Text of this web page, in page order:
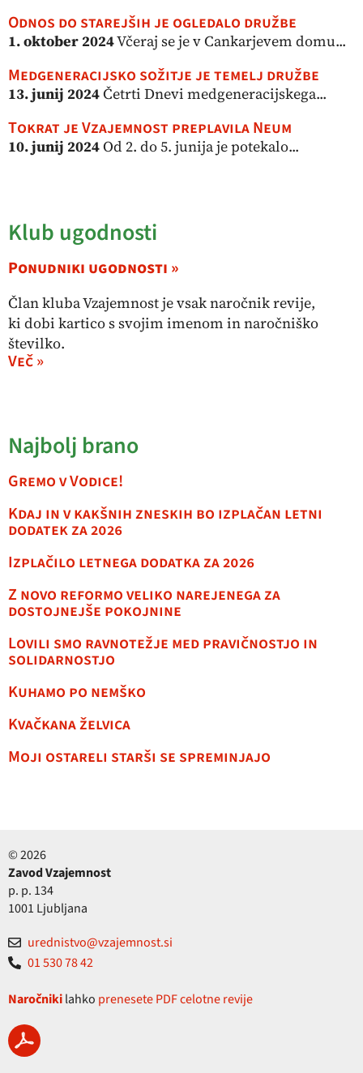
Odnos do starejših je ogledalo družbe
1. oktober 2024Včeraj se je v Cankarjevem domu...
Medgeneracijsko sožitje je temelj družbe
13. junij 2024Četrti Dnevi medgeneracijskega...
Tokrat je Vzajemnost preplavila Neum
10. junij 2024Od 2. do 5. junija je potekalo...
Klub ugodnosti
Ponudniki ugodnosti »
Član kluba Vzajemnost je vsak naročnik revije,
ki dobi kartico s svojim imenom in naročniško
številko.
Več »
Najbolj brano
Gremo v Vodice!
Kdaj in v kakšnih zneskih bo izplačan letni
dodatek za 2026
Izplačilo letnega dodatka za 2026
Z novo reformo veliko narejenega za
dostojnejše pokojnine
Lovili smo ravnotežje med pravičnostjo in
solidarnostjo
Kuhamo po nemško
Kvačkana želvica
Moji ostareli starši se spreminjajo
© 2026
Zavod Vzajemnost
p. p. 134
1001 Ljubljana
urednistvo@vzajemnost.si
01 530 78 42
Naročnikilahko prenesete PDF celotne revije